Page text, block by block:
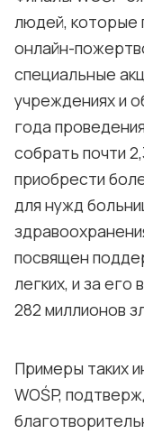
людей, которые
онлайн-
специальные
учреждениях и
года
собрать почти
приобрести
для нужд
посвящен
легких, и за
282 миллионов
Примеры таких
WOŚP,